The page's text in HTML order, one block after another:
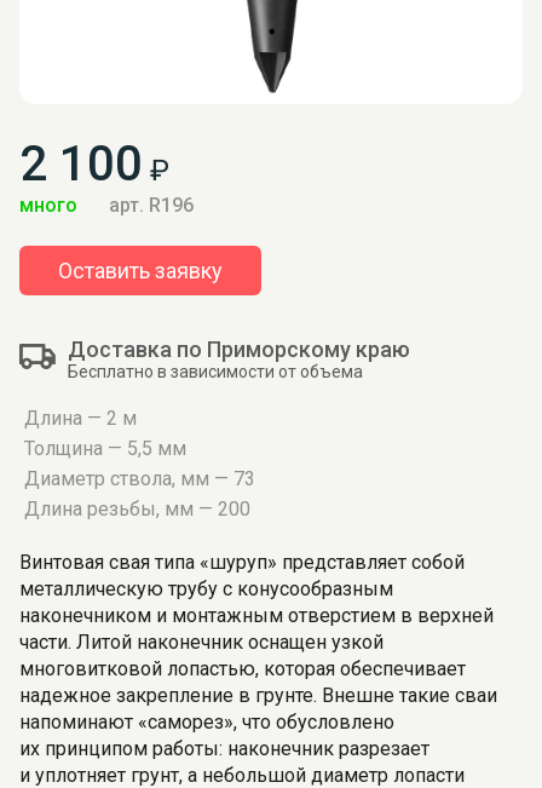
2 100 ₽
много арт. R196
Оставить заявку
Доставка по Приморскому краю
Бесплатно в зависимости от объема
Длина — 2 м
Толщина — 5,5 мм
Диаметр ствола, мм — 73
Длина резьбы, мм — 200
Винтовая свая типа «шуруп» представляет собой
металлическую трубу с конусообразным
наконечником и монтажным отверстием в верхней
части. Литой наконечник оснащен узкой
многовитковой лопастью, которая обеспечивает
надежное закрепление в грунте. Внешне такие сваи
напоминают «саморез», что обусловлено
их принципом работы: наконечник разрезает
и уплотняет грунт, а небольшой диаметр лопасти